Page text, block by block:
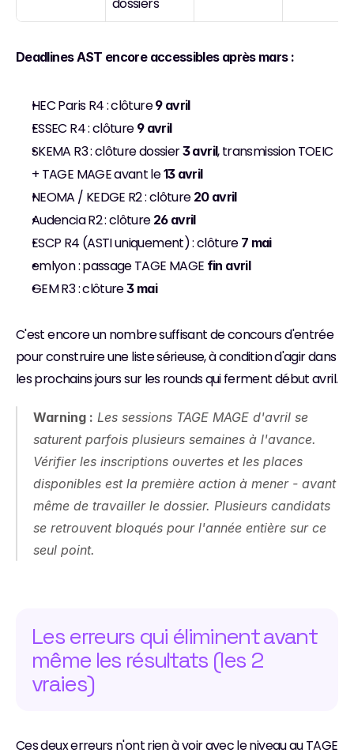
Deadlines AST encore accessibles après mars :
HEC Paris R4 : clôture 9 avril
ESSEC R4 : clôture 9 avril
SKEMA R3 : clôture dossier 3 avril, transmission TOEIC
+ TAGE MAGE avant le 13 avril
NEOMA / KEDGE R2 : clôture 20 avril
Audencia R2 : clôture 26 avril
ESCP R4 (ASTI uniquement) : clôture 7 mai
emlyon : passage TAGE MAGE fin avril
GEM R3 : clôture 3 mai
C'est encore un nombre suffisant de concours d'entrée
pour construire une liste sérieuse, à condition d'agir dans
les prochains jours sur les rounds qui ferment début avril.
Warning : Les sessions TAGE MAGE d'avril se
saturent parfois plusieurs semaines à l'avance.
Vérifier les inscriptions ouvertes et les places
disponibles est la première action à mener - avant
même de travailler le dossier. Plusieurs candidats
se retrouvent bloqués pour l'année entière sur ce
seul point.
Les erreurs qui éliminent avant
même les résultats (les 2
vraies)
Ces deux erreurs n'ont rien à voir avec le niveau au TAGE